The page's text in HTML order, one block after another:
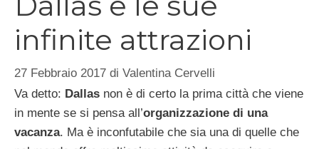
infinite attrazioni
27 Febbraio 2017 di Valentina Cervelli
Va detto: Dallas non è di certo la prima città che viene
in mente se si pensa all’organizzazione di una
vacanza. Ma è inconfutabile che sia una di quelle che